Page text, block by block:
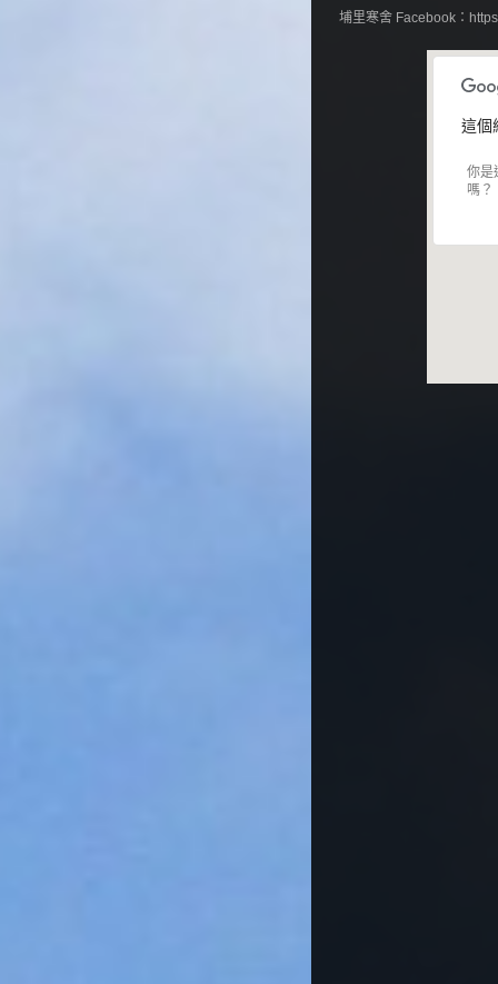
埔里寒舍 Facebook：
這個
你是
嗎？